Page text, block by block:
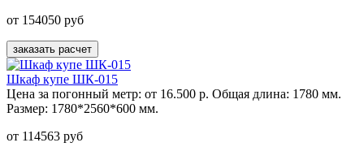
от 154050 руб
заказать расчет
Шкаф купе ШК-015
Цена за погонный метр: от 16.500 р. Общая длина: 1780 мм.
Размер: 1780*2560*600 мм.
от 114563 руб